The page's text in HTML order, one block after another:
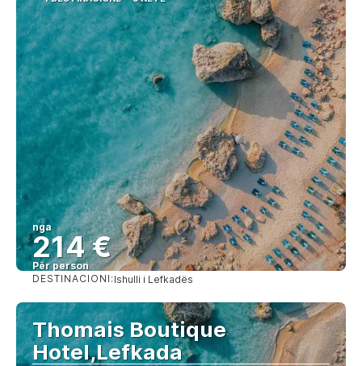
nga
214 €
Për person
Shihni
DESTINACIONI: Ishulli i Lefkadës
Thomais Boutique
Hotel,Lefkada